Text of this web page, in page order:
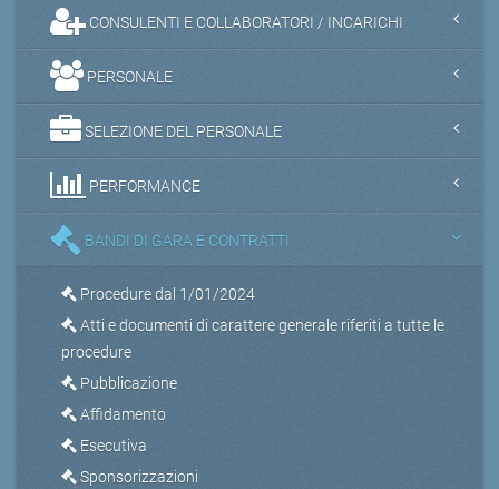
CONSULENTI E COLLABORATORI / INCARICHI
PERSONALE
SELEZIONE DEL PERSONALE
PERFORMANCE
BANDI DI GARA E CONTRATTI
Procedure dal 1/01/2024
Atti e documenti di carattere generale riferiti a tutte le
procedure
Pubblicazione
Affidamento
Esecutiva
Sponsorizzazioni